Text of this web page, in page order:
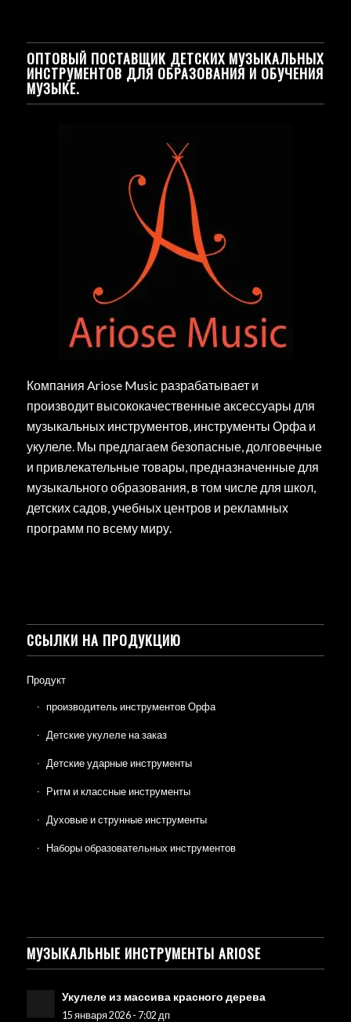
ОПТОВЫЙ ПОСТАВЩИК ДЕТСКИХ МУЗЫКАЛЬНЫХ
ИНСТРУМЕНТОВ ДЛЯ ОБРАЗОВАНИЯ И ОБУЧЕНИЯ
МУЗЫКЕ.
Компания Ariose Music разрабатывает и
производит высококачественные аксессуары для
музыкальных инструментов, инструменты Орфа и
укулеле. Мы предлагаем безопасные, долговечные
и привлекательные товары, предназначенные для
музыкального образования, в том числе для школ,
детских садов, учебных центров и рекламных
программ по всему миру.
ССЫЛКИ НА ПРОДУКЦИЮ
Продукт
производитель инструментов Орфа
Детские укулеле на заказ
Детские ударные инструменты
Ритм и классные инструменты
Духовые и струнные инструменты
Наборы образовательных инструментов
МУЗЫКАЛЬНЫЕ ИНСТРУМЕНТЫ ARIOSE
Укулеле из массива красного дерева
15 января 2026 - 7:02 дп